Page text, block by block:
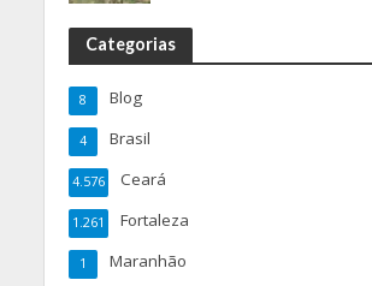
Categorias
Blog
8
Brasil
4
Ceará
4.576
Fortaleza
1.261
Maranhão
1